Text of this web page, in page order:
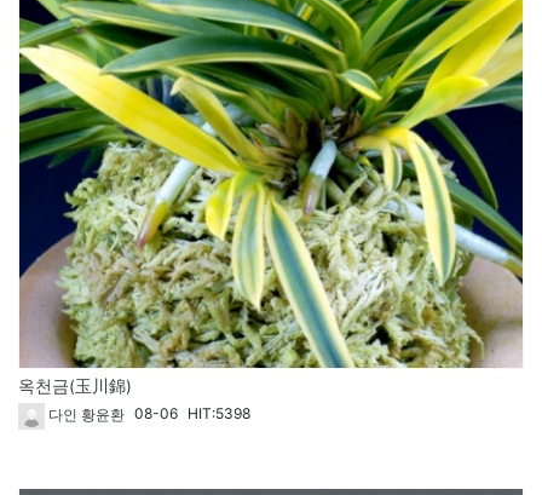
옥천금(玉川錦)
다인 황윤환 08-06 HIT:5398